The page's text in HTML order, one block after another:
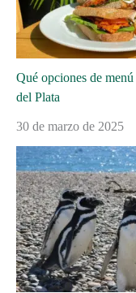
Qué opciones de
del Plata
30 de marzo de 2025